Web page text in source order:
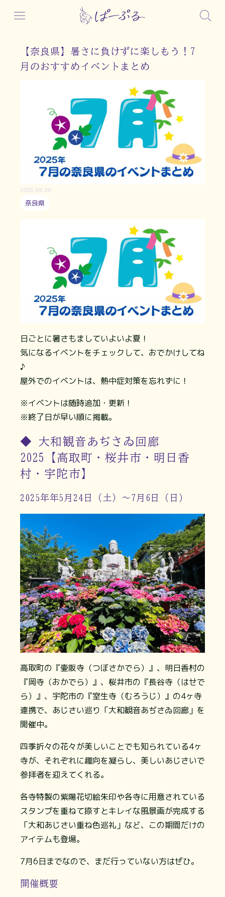
【奈良県】暑さに負けずに楽しもう！7
月のおすすめイベントまとめ
2025.06.30
奈良県
日ごとに暑さもましていよいよ夏！
気になるイベントをチェックして、おでかけしてね
♪
屋外でのイベントは、熱中症対策を忘れずに！
※イベントは随時追加・更新！
※終了日が早い順に掲載。
◆ 大和観音あぢさゐ回廊
2025【高取町・桜井市・明日香
村・宇陀市】
2025年年5月24日（土）～7月6日（日）
高取町の『壷阪寺（つぼさかでら）』、明日香村の
『岡寺（おかでら）』、桜井市の『長谷寺（はせで
ら）』、宇陀市の『室生寺（むろうじ）』の4ヶ寺
連携で、あじさい巡り「大和観音あぢさゐ回廊」を
開催中。
四季折々の花々が美しいことでも知られている4ヶ
寺が、それぞれに趣向を凝らし、美しいあじさいで
参拝者を迎えてくれる。
各寺特製の紫陽花切絵朱印や各寺に用意されている
スタンプを重ねて捺すとキレイな風景画が完成する
「大和あじさい重ね色巡礼」など、この期間だけの
アイテムも登場。
7月6日までなので、まだ行っていない方はぜひ。
開催概要